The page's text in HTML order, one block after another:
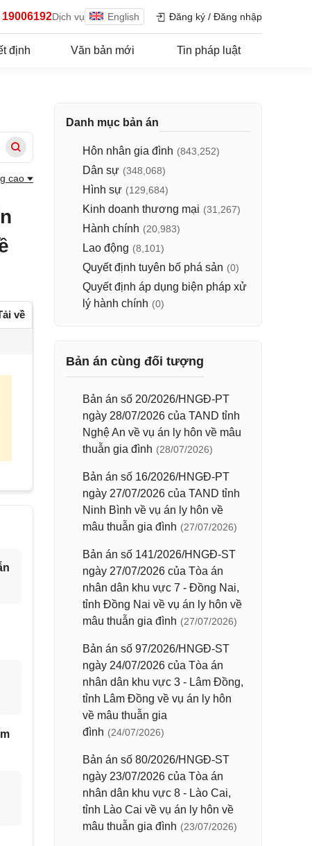
19006192Dịch vụ English Đăng ký / Đăng nhập
định Văn bản mới Tin pháp luật
cao
về
Danh mục bản án
Hôn nhân gia đình (843,252)
Dân sự (348,068)
Hình sự (129,684)
Kinh doanh thương mại (31,267)
Hành chính (20,983)
Lao động (8,101)
Quyết định tuyên bố phá sản (0)
Quyết định áp dụng biện pháp xử
lý hành chính (0)
Bản án cùng đối tượng
Bản án số 20/2026/HNGĐ-PT
ngày 28/07/2026 của TAND tỉnh
Nghệ An về vụ án ly hôn về mâu
thuẫn gia đình (28/07/2026)
Bản án số 16/2026/HNGĐ-PT
ngày 27/07/2026 của TAND tỉnh
Ninh Bình về vụ án ly hôn về
mâu thuẫn gia đình (27/07/2026)
Bản án số 141/2026/HNGĐ-ST
ngày 27/07/2026 của Tòa án
nhân dân khu vực 7 - Đồng Nai,
tỉnh Đồng Nai về vụ án ly hôn về
mâu thuẫn gia đình (27/07/2026)
Bản án số 97/2026/HNGĐ-ST
ngày 24/07/2026 của Tòa án
nhân dân khu vực 3 - Lâm Đồng,
tỉnh Lâm Đồng về vụ án ly hôn
về mâu thuẫn gia
đình (24/07/2026)
Bản án số 80/2026/HNGĐ-ST
ngày 23/07/2026 của Tòa án
nhân dân khu vực 8 - Lào Cai,
tỉnh Lào Cai về vụ án ly hôn về
mâu thuẫn gia đình (23/07/2026)